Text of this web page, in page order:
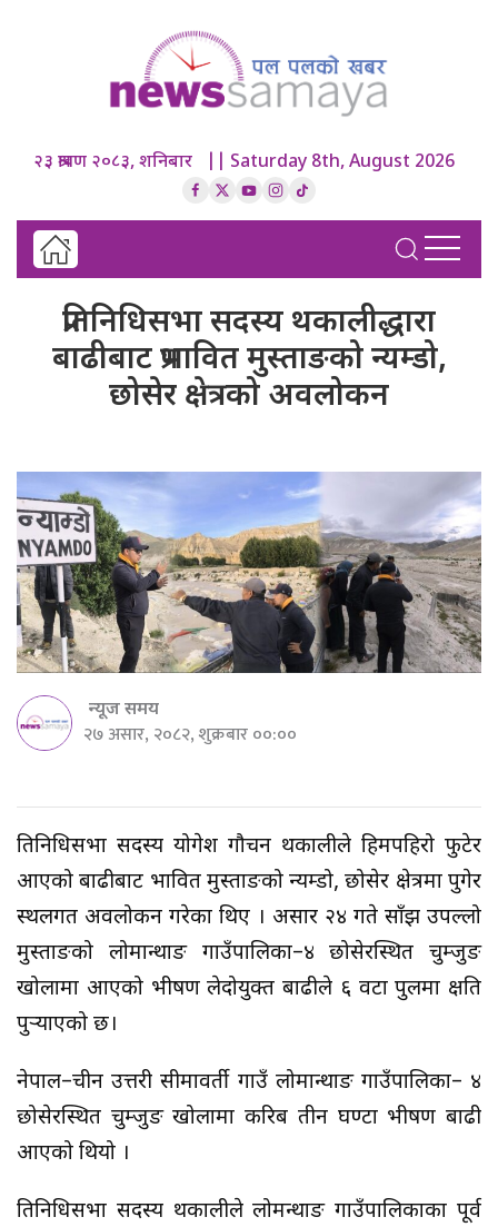
२३ श्रावण २०८३, शनिबार || Saturday 8th, August 2026
प्रतिनिधिसभा सदस्य थकालीद्धारा
बाढीबाट प्रभावित मुस्ताङको न्यम्डो,
छोसेर क्षेत्रको अवलोकन
न्यूज समय
२७ असार, २०८२, शुक्रबार ००:००
प्रतिनिधिसभा सदस्य योगेश गौचन थकालीले हिमपहिरो फुटेर
आएको बाढीबाट प्रभावित मुस्ताङको न्यम्डो, छोसेर क्षेत्रमा पुगेर
स्थलगत अवलोकन गरेका थिए । असार २४ गते साँझ उपल्लो
मुस्ताङको लोमान्थाङ गाउँपालिका–४ छोसेरस्थित चुम्जुङ
खोलामा आएको भीषण लेदोयुक्त बाढीले ६ वटा पुलमा क्षति
पुर्‍याएको छ।
नेपाल–चीन उत्तरी सीमावर्ती गाउँ लोमान्थाङ गाउँपालिका– ४
छोसेरस्थित चुम्जुङ खोलामा करिब तीन घण्टा भीषण बाढी
आएको थियो ।
प्रतिनिधिसभा सदस्य थकालीले लोमन्थाङ गाउँपालिकाका पूर्व